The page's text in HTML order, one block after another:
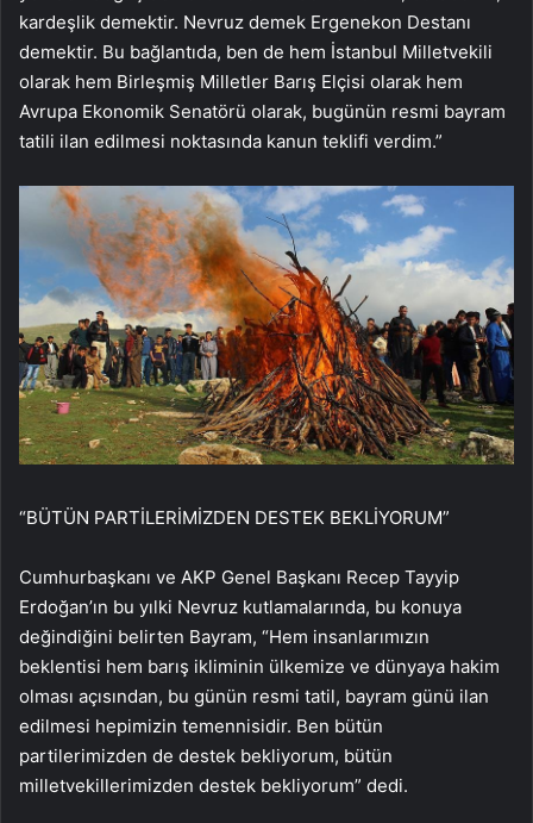
kardeşlik demektir. Nevruz demek Ergenekon Destanı
demektir. Bu bağlantıda, ben de hem İstanbul Milletvekili
olarak hem Birleşmiş Milletler Barış Elçisi olarak hem
Avrupa Ekonomik Senatörü olarak, bugünün resmi bayram
tatili ilan edilmesi noktasında kanun teklifi verdim.”
“BÜTÜN PARTİLERİMİZDEN DESTEK BEKLİYORUM”
Cumhurbaşkanı ve AKP Genel Başkanı Recep Tayyip
Erdoğan’ın bu yılki Nevruz kutlamalarında, bu konuya
değindiğini belirten Bayram, “Hem insanlarımızın
beklentisi hem barış ikliminin ülkemize ve dünyaya hakim
olması açısından, bu günün resmi tatil, bayram günü ilan
edilmesi hepimizin temennisidir. Ben bütün
partilerimizden de destek bekliyorum, bütün
milletvekillerimizden destek bekliyorum” dedi.